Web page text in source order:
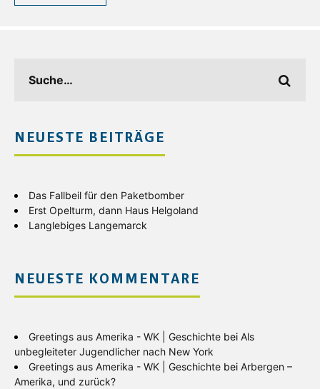
NEUESTE BEITRÄGE
Das Fallbeil für den Paketbomber
Erst Opelturm, dann Haus Helgoland
Langlebiges Langemarck
NEUESTE KOMMENTARE
Greetings aus Amerika - WK | Geschichte bei Als
unbegleiteter Jugendlicher nach New York
Greetings aus Amerika - WK | Geschichte bei Arbergen –
Amerika, und zurück?